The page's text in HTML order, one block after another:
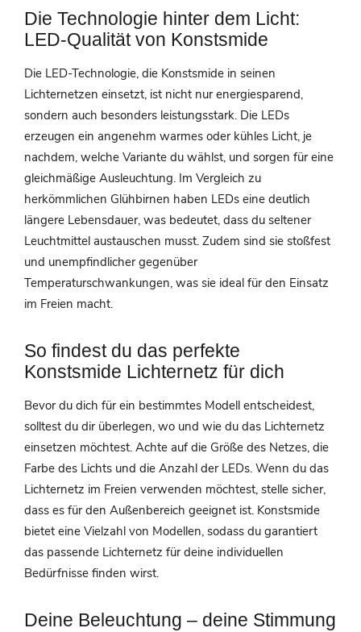
Die Technologie hinter dem Licht:
LED-Qualität von Konstsmide
Die LED-Technologie, die Konstsmide in seinen
Lichternetzen einsetzt, ist nicht nur energiesparend,
sondern auch besonders leistungsstark. Die LEDs
erzeugen ein angenehm warmes oder kühles Licht, je
nachdem, welche Variante du wählst, und sorgen für eine
gleichmäßige Ausleuchtung. Im Vergleich zu
herkömmlichen Glühbirnen haben LEDs eine deutlich
längere Lebensdauer, was bedeutet, dass du seltener
Leuchtmittel austauschen musst. Zudem sind sie stoßfest
und unempfindlicher gegenüber
Temperaturschwankungen, was sie ideal für den Einsatz
im Freien macht.
So findest du das perfekte
Konstsmide Lichternetz für dich
Bevor du dich für ein bestimmtes Modell entscheidest,
solltest du dir überlegen, wo und wie du das Lichternetz
einsetzen möchtest. Achte auf die Größe des Netzes, die
Farbe des Lichts und die Anzahl der LEDs. Wenn du das
Lichternetz im Freien verwenden möchtest, stelle sicher,
dass es für den Außenbereich geeignet ist. Konstsmide
bietet eine Vielzahl von Modellen, sodass du garantiert
das passende Lichternetz für deine individuellen
Bedürfnisse finden wirst.
Deine Beleuchtung – deine Stimmung